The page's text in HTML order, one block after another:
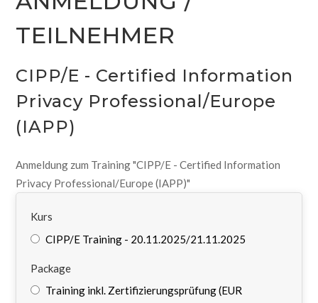
TEILNEHMER
CIPP/E - Certified Information
Privacy Professional/Europe
(IAPP)
Anmeldung zum Training "CIPP/E - Certified Information
Privacy Professional/Europe (IAPP)"
Kurs
CIPP/E Training - 20.11.2025/21.11.2025
Package
Training inkl. Zertifizierungsprüfung (EUR